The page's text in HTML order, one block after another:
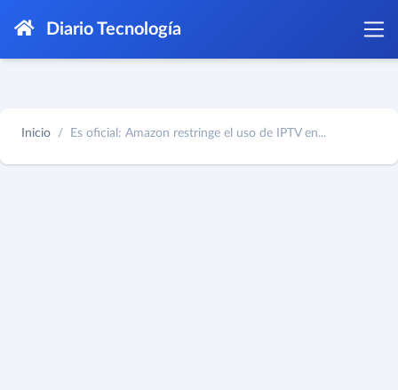
Diario Tecnología
Inicio Es oficial: Amazon restringe el uso de IPTV en...